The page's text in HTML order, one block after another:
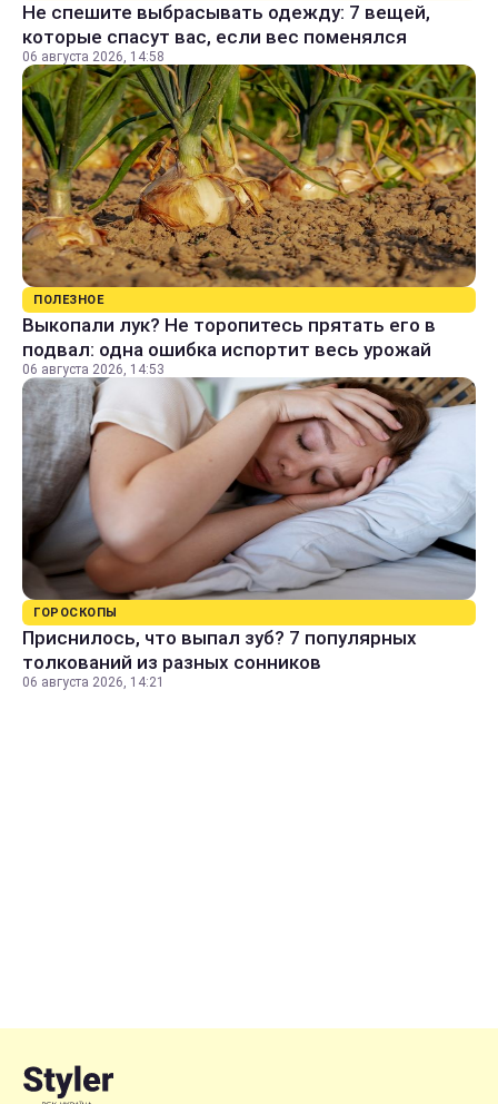
Не спешите выбрасывать одежду: 7 вещей,
которые спасут вас, если вес поменялся
06 августа 2026, 14:58
ПОЛЕЗНОЕ
Выкопали лук? Не торопитесь прятать его в
подвал: одна ошибка испортит весь урожай
06 августа 2026, 14:53
ГОРОСКОПЫ
Приснилось, что выпал зуб? 7 популярных
толкований из разных сонников
06 августа 2026, 14:21